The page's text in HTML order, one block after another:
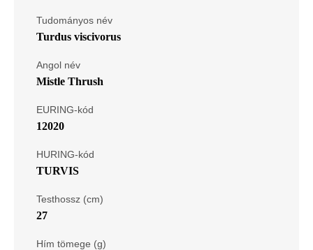
Tudományos név
Turdus viscivorus
Angol név
Mistle Thrush
EURING-kód
12020
HURING-kód
TURVIS
Testhossz (cm)
27
Hím tömege (g)